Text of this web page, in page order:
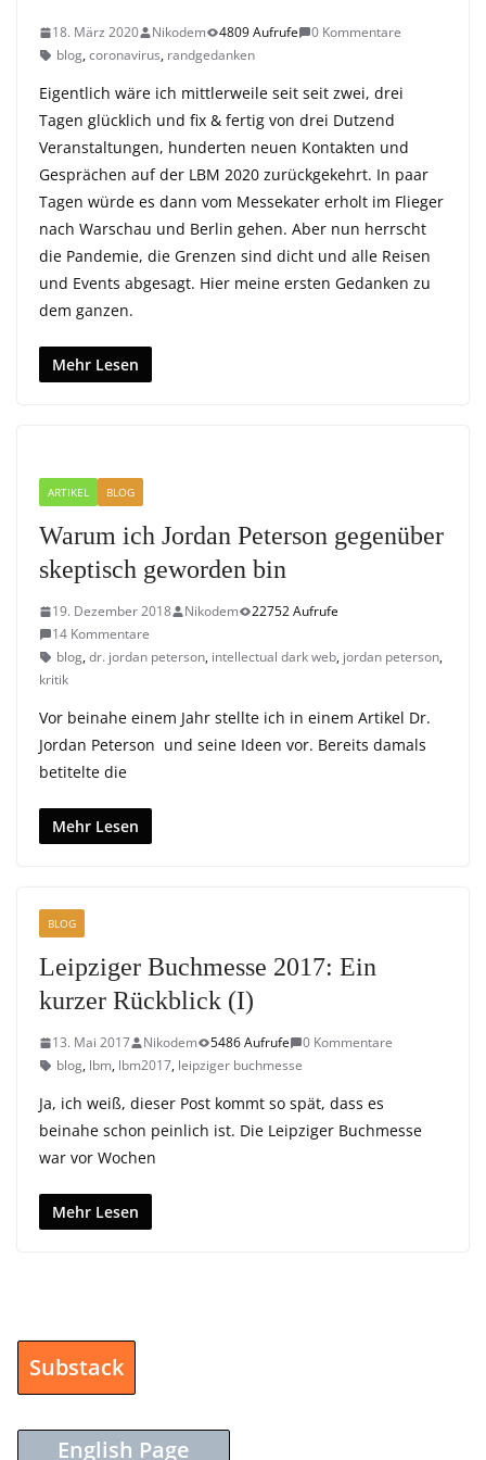
18. März 2020 Nikodem 4809 Aufrufe
0 Kommentare
blog,coronavirus, randgedanken
Eigentlich wäre ich mittlerweile seit seit zwei, drei
Tagen glücklich und fix & fertig von drei Dutzend
Veranstaltungen, hunderten neuen Kontakten und
Gesprächen auf der LBM 2020 zurückgekehrt. In paar
Tagen würde es dann vom Messekater erholt im Flieger
nach Warschau und Berlin gehen. Aber nun herrscht
die Pandemie, die Grenzen sind dicht und alle Reisen
und Events abgesagt. Hier meine ersten Gedanken zu
dem ganzen.
Mehr Lesen
ARTIKEL BLOG
Warum ich Jordan Peterson gegenüber
skeptisch geworden bin
19. Dezember 2018 Nikodem
22752 Aufrufe
14 Kommentare
blog,dr. jordan peterson, intellectual dark web, jordan peterson,
kritik
Vor beinahe einem Jahr stellte ich in einem Artikel Dr.
Jordan Peterson und seine Ideen vor. Bereits damals
betitelte die
Mehr Lesen
BLOG
Leipziger Buchmesse 2017: Ein
kurzer Rückblick (I)
13. Mai 2017 Nikodem 5486 Aufrufe
0 Kommentare
blog, lbm, lbm2017, leipziger buchmesse
Ja, ich weiß, dieser Post kommt so spät, dass es
beinahe schon peinlich ist. Die Leipziger Buchmesse
war vor Wochen
Mehr Lesen
Substack
English Page